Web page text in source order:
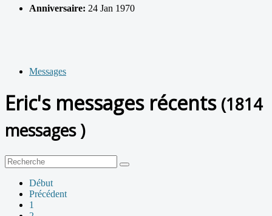
Anniversaire: 24 Jan 1970
Messages
Eric's messages récents (1814
messages )
Début
Précédent
1